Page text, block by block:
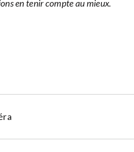
en tenir compte au mieux.